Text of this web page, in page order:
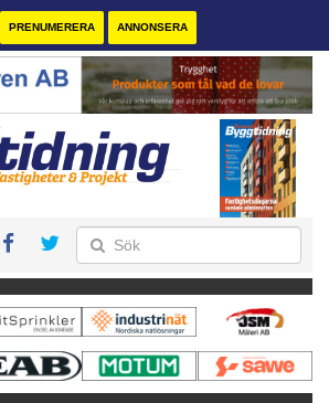
PRENUMERERA ANNONSERA